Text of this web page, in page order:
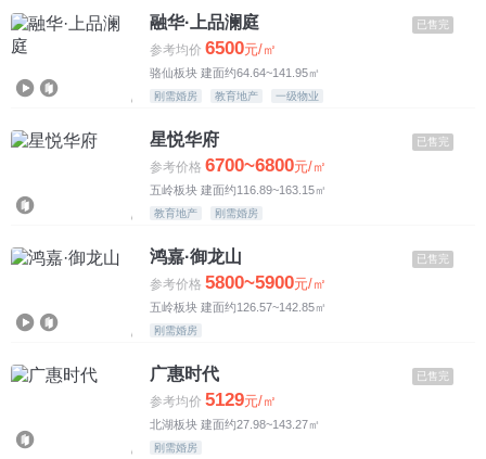
融华·上品澜庭
参考均价 6500元/㎡
骆仙板块 建面约64.64~141.95㎡
刚需婚房 教育地产 一级物业
已售完
星悦华府
参考价格 6700~6800元/㎡
五岭板块 建面约116.89~163.15㎡
教育地产 刚需婚房
已售完
鸿嘉·御龙山
参考价格 5800~5900元/㎡
五岭板块 建面约126.57~142.85㎡
刚需婚房
已售完
广惠时代
参考均价 5129元/㎡
北湖板块 建面约27.98~143.27㎡
刚需婚房
已售完